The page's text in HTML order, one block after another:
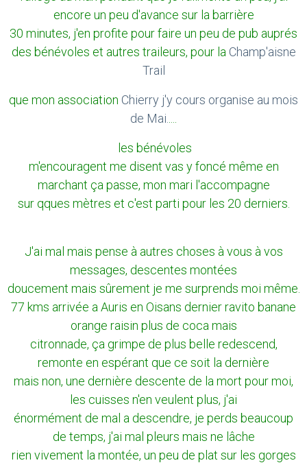
encore un peu d'avance sur la barrière
30 minutes, j'en profite pour faire un peu de pub auprés
des bénévoles et autres traileurs, pour la Champ'aisne
Trail
que mon association Chierry j'y cours organise au mois
de Mai.
les bénévoles
m'encouragent me disent vas y foncé même en
marchant ça passe, mon mari l'accompagne
sur qques mètres et c'est parti pour les 20 derniers.
J'ai mal mais pense à autres choses à vous à vos
messages, descentes montées
doucement mais sûrement je me surprends moi même.
77 kms arrivée a Auris en Oisans dernier ravito banane
orange raisin plus de coca mais
citronnade, ça grimpe de plus belle redescend,
remonte en espérant que ce soit la dernière
mais non, une dernière descente de la mort pour moi,
les cuisses n'en veulent plus, j'ai
énormément de mal a descendre, je perds beaucoup
de temps, j'ai mal pleurs mais ne lâche
rien vivement la montée, un peu de plat sur les gorges